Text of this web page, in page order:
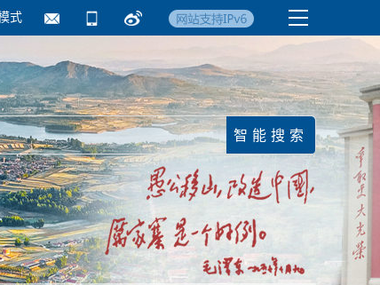
式
务院要闻
街信息
沂日报·莒南新